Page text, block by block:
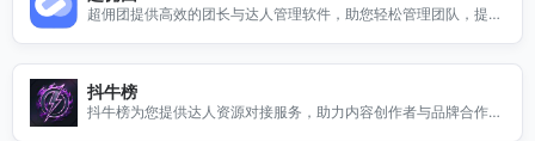
超佣团提供高效的团长与达人管理软件，助您轻松管理团队，提升
抖牛榜
抖牛榜为您提供达人资源对接服务，助力内容创作者与品牌合作，